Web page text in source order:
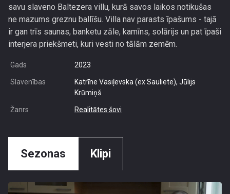
savu slaveno Baltezera villu, kurā savos laikos notikušas
ne mazums greznu ballīšu. Villa nav parasts īpašums - tajā
ir gan trīs saunas, banketu zāle, kamīns, solārijs un pat īpaši
interjera priekšmeti, kuri vesti no tālām zemēm.
Gads 2023
Slavenības
Katrīne Vasiļevska (ex Sauliete), Jūlijs
Krūmiņš
Žanrs Realitātes šovi
Sezonas Klipi